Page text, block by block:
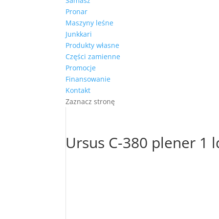
Pronar
Maszyny leśne
Junkkari
Produkty własne
Części zamienne
Promocje
Finansowanie
Kontakt
Zaznacz stronę
Ursus C-380 plener 1